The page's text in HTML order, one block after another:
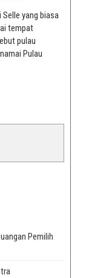
yang biasa
tempat
pulau
Pulau
Pemilih